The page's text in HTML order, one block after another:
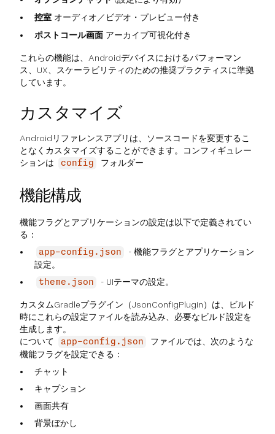
控室 オーディオ／ビデオ・プレビュー付き
ポストコール画面 アーカイブ可視化付き
これらの機能は、Androidデバイスにおけるパフォーマン
ス、UX、スケーラビリティのための推奨プラクティスに準拠
しています。
カスタマイズ
Androidリファレンスアプリは、ソースコードを変更するこ
となくカスタマイズすることができます。コンフィギュレー
ションは
config フォルダー
機能構成
機能フラグとアプリケーションの設定は以下で定義されてい
る：
app-config.json
- 機能フラグとアプリケーション
設定。
theme.json - UIテーマの設定。
カスタムGradleプラグイン（JsonConfigPlugin）は、ビルド
時にこれらの設定ファイルを読み込み、必要なビルド設定を
生成します。
について
app-config.json
ファイルでは、次のような
機能フラグを設定できる：
チャット
キャプション
画面共有
背景ぼかし